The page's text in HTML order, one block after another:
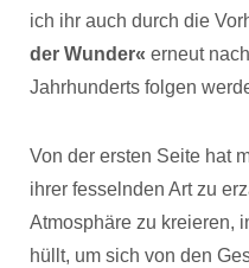
ich ihr auch durch die
der Wunder« erneut
Jahrhunderts folgen
Von der ersten Seite hat
ihrer fesselnden Art zu
Atmosphäre zu kreieren,
hüllt, um sich von den